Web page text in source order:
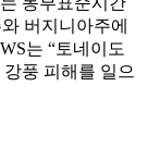
버지니아주에
는 “토네이도
풍 피해를 일으